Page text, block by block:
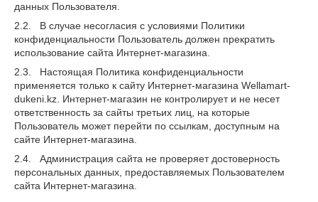
данных Пользователя.
2.2. В случае несогласия с условиями Политики
конфиденциальности Пользователь должен прекратить
использование сайта Интернет-магазина.
2.3. Настоящая Политика конфиденциальности
применяется только к сайту Интернет-магазина Wellamart-
dukeni.kz. Интернет-магазин не контролирует и не несет
ответственность за сайты третьих лиц, на которые
Пользователь может перейти по ссылкам, доступным на
сайте Интернет-магазина.
2.4. Администрация сайта не проверяет достоверность
персональных данных, предоставляемых Пользователем
сайта Интернет-магазина.